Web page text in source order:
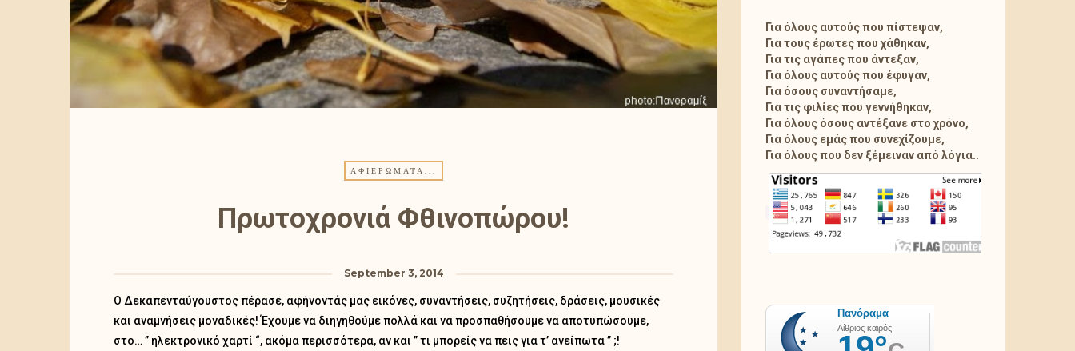
ΑΦΙΕΡΏΜΑΤΑ...
September 3, 2014
Ο Δεκαπενταύγουστος πέρασε, αφήνοντάς μας εικόνες, συναντήσεις, συζητήσεις, δράσεις, μουσικές
και αναμνήσεις μοναδικές! Έχουμε να διηγηθούμε πολλά και να προσπαθήσουμε να αποτυπώσουμε,
στο… ” ηλεκτρονικό χαρτί “, ακόμα περισσότερα, αν και ” τι μπορείς να πεις για τ’ ανείπωτα ” ;!
Για όλους αυτούς που πίστεψαν,
Για τους έρωτες που χάθηκαν,
Για τις αγάπες που άντεξαν,
Για όλους αυτούς που έφυγαν,
Για όσους συναντήσαμε,
Για τις φιλίες που γεννήθηκαν,
Για όλους όσους αντέξανε στο χρόνο,
Για όλους εμάς που συνεχίζουμε,
Για όλους που δεν ξέμειναν από λόγια..